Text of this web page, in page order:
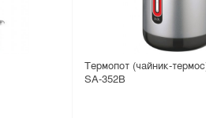
Термопот (чайник-
SA-352B